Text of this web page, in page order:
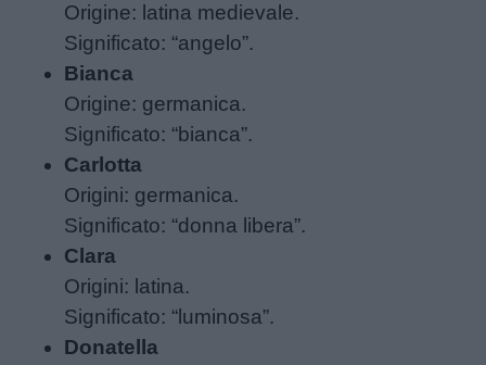
Origine: latina medievale.
Significato: “angelo”.
Bianca
Origine: germanica.
Significato: “bianca”.
Carlotta
Origini: germanica.
Significato: “donna libera”.
Clara
Origini: latina.
Significato: “luminosa”.
Donatella